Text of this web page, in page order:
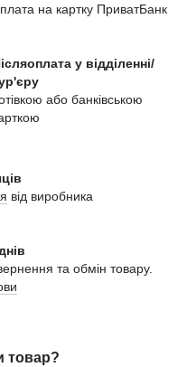
на картку ПриватБанк
у відділенні/
або банківською
від виробника
та обмін товару.
товар?